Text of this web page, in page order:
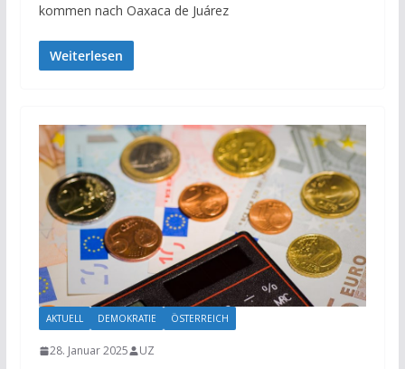
kommen nach Oaxaca de Juárez
Weiterlesen
AKTUELL DEMOKRATIE ÖSTERREICH
28. Januar 2025 UZ